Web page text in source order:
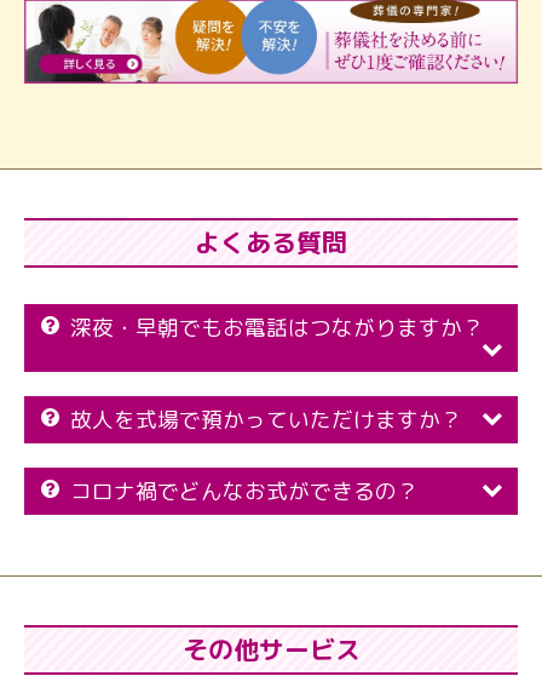
よくある質問
深夜・早朝でもお電話はつながりますか？
故人を式場で預かっていただけますか？
コロナ禍でどんなお式ができるの？
その他サービス